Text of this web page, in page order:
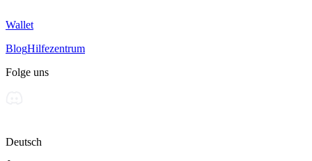
Wallet
BlogHilfezentrum
Folge uns
Deutsch